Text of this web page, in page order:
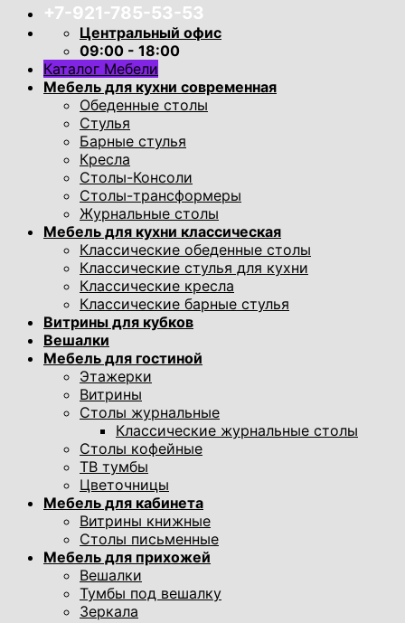
+7-921-785-53-53
Центральный офис
09:00 - 18:00
Каталог Мебели
Мебель для кухни современная
Обеденные столы
Стулья
Барные стулья
Кресла
Столы-Консоли
Столы-трансформеры
Журнальные столы
Мебель для кухни классическая
Классические обеденные столы
Классические стулья для кухни
Классические кресла
Классические барные стулья
Витрины для кубков
Вешалки
Мебель для гостиной
Этажерки
Витрины
Столы журнальные
Классические журнальные столы
Столы кофейные
ТВ тумбы
Цветочницы
Мебель для кабинета
Витрины книжные
Столы письменные
Мебель для прихожей
Вешалки
Тумбы под вешалку
Зеркала